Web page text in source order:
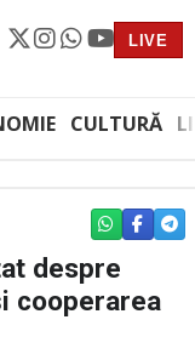
LIVE
CULTURĂ
WHATSAPP
despre
cooperarea